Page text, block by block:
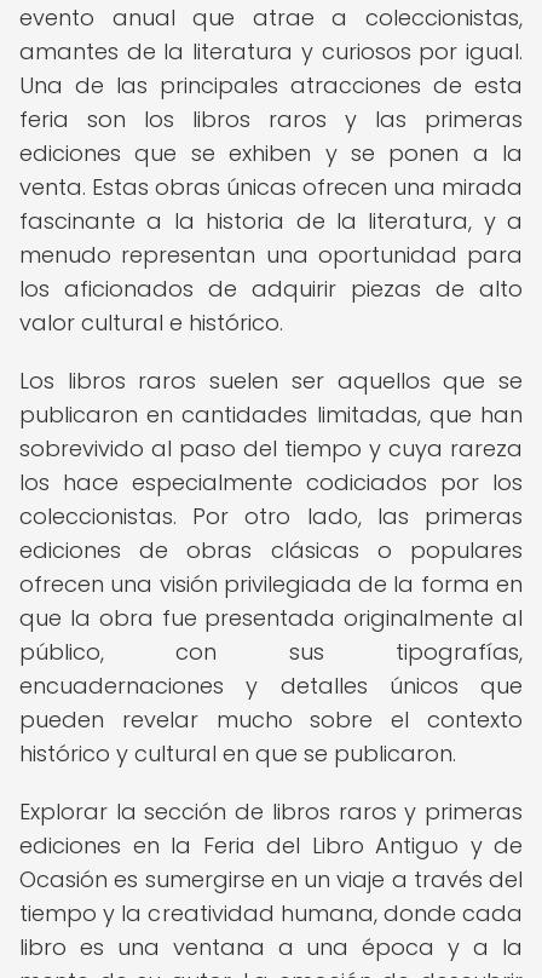
evento anual que atrae a coleccionistas,
amantes de la literatura y curiosos por igual.
Una de las principales atracciones de esta
feria son los libros raros y las primeras
ediciones que se exhiben y se ponen a la
venta. Estas obras únicas ofrecen una mirada
fascinante a la historia de la literatura, y a
menudo representan una oportunidad para
los aficionados de adquirir piezas de alto
valor cultural e histórico.
Los libros raros suelen ser aquellos que se
publicaron en cantidades limitadas, que han
sobrevivido al paso del tiempo y cuya rareza
los hace especialmente codiciados por los
coleccionistas. Por otro lado, las primeras
ediciones de obras clásicas o populares
ofrecen una visión privilegiada de la forma en
que la obra fue presentada originalmente al
público, con sus tipografías,
encuadernaciones y detalles únicos que
pueden revelar mucho sobre el contexto
histórico y cultural en que se publicaron.
Explorar la sección de libros raros y primeras
ediciones en la Feria del Libro Antiguo y de
Ocasión es sumergirse en un viaje a través del
tiempo y la creatividad humana, donde cada
libro es una ventana a una época y a la